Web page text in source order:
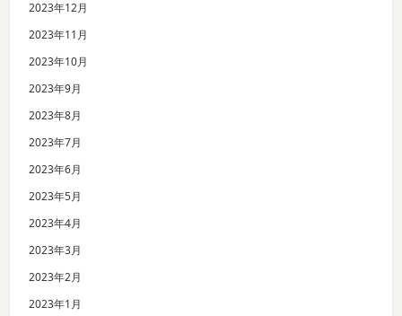
2023年12月
2023年11月
2023年10月
2023年9月
2023年8月
2023年7月
2023年6月
2023年5月
2023年4月
2023年3月
2023年2月
2023年1月